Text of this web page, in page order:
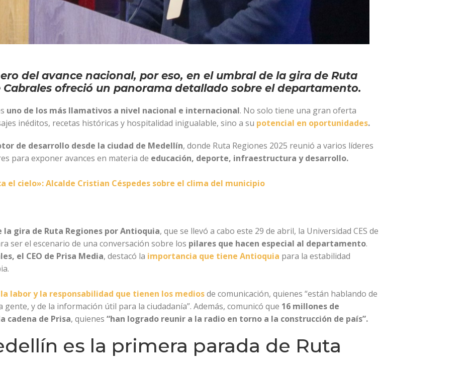
del avance nacional, por eso, en el umbral de la gira de Ruta
Cabrales ofreció un panorama detallado sobre el departamento.
uno de los más llamativos a nivel nacional e internacional. No solo tiene una gran oferta
inéditos, recetas históricas y hospitalidad inigualable, sino a su potencial en oportunidades.
de desarrollo desde la ciudad de Medellín, donde Ruta Regiones 2025 reunió a varios líderes
para exponer avances en materia de educación, deporte, infraestructura y desarrollo.
el cielo»: Alcalde Cristian Céspedes sobre el clima del municipio
gira de Ruta Regiones por Antioquia, que se llevó a cabo este 29 de abril, la Universidad CES de
ser el escenario de una conversación sobre los pilares que hacen especial al departamento.
el CEO de Prisa Media, destacó la importancia que tiene Antioquia para la estabilidad
la labor y la responsabilidad que tienen los mediosde comunicación, quienes “están hablando de
gente, y de la información útil para la ciudadanía”. Además, comunicó que 16 millones de
cadena de Prisa, quienes “han logrado reunir a la radio en torno a la construcción de país”.
es la primera parada de Ruta